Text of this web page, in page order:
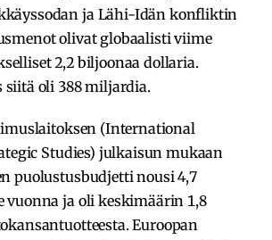
ja Lähi-Idän konfliktin
olivat globaalisti viime
2,2 biljoonaa dollaria.
siitä oli 388 miljardia.
(International
Studies) julkaisun mukaan
puolustusbudjetti nousi 4,7
vuonna ja oli keskimäärin 1,8
Euroopan